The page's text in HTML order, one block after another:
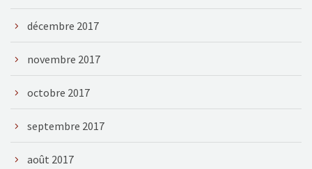
décembre 2017
novembre 2017
octobre 2017
septembre 2017
août 2017